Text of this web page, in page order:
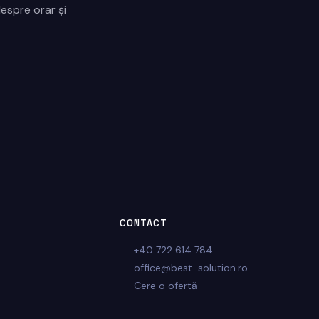
orar și
CONTACT
+40 722 614 784
office@best-solution.ro
Cere o ofertă